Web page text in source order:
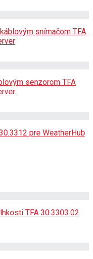
snímačom TFA
senzorom TFA
pre WeatherHub
TFA 30.3303.02